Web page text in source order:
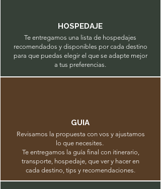
HOSPEDAJE
Te entregamos una lista de hospedajes
recomendados y disponibles por cada destino
para que puedas elegir el que se adapte mejor
a tus preferencias.
GUIA
Revisamos la propuesta con vos y ajustamos
lo que necesites.
Te entregamos la guía final con itinerario,
transporte, hospedaje, que ver y hacer en
cada destino, tips y recomendaciones.